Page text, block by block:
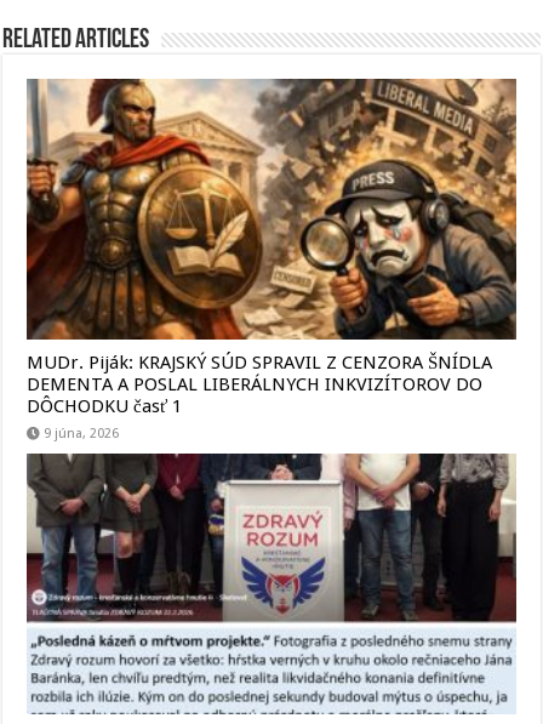
Related Articles
MUDr. Piják: KRAJSKÝ SÚD SPRAVIL Z CENZORA ŠNÍDLA
DEMENTA A POSLAL LIBERÁLNYCH INKVIZÍTOROV DO
DÔCHODKU časť 1
9 júna, 2026